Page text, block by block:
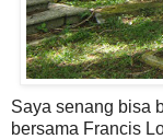
Saya senang bisa
bersama Francis